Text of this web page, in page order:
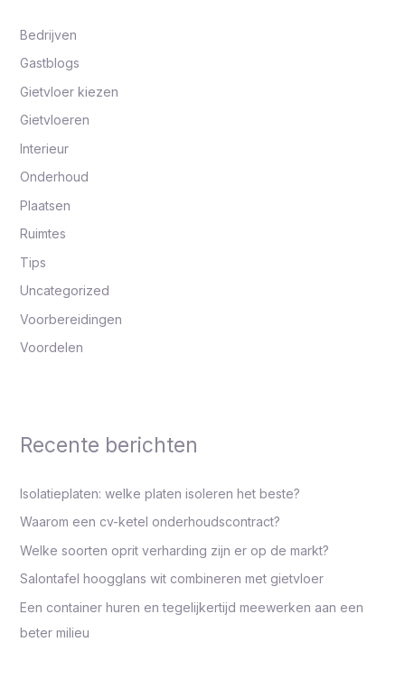
Bedrijven
Gastblogs
Gietvloer kiezen
Gietvloeren
Interieur
Onderhoud
Plaatsen
Ruimtes
Tips
Uncategorized
Voorbereidingen
Voordelen
Recente berichten
Isolatieplaten: welke platen isoleren het beste?
Waarom een cv-ketel onderhoudscontract?
Welke soorten oprit verharding zijn er op de markt?
Salontafel hoogglans wit combineren met gietvloer
Een container huren en tegelijkertijd meewerken aan een
beter milieu